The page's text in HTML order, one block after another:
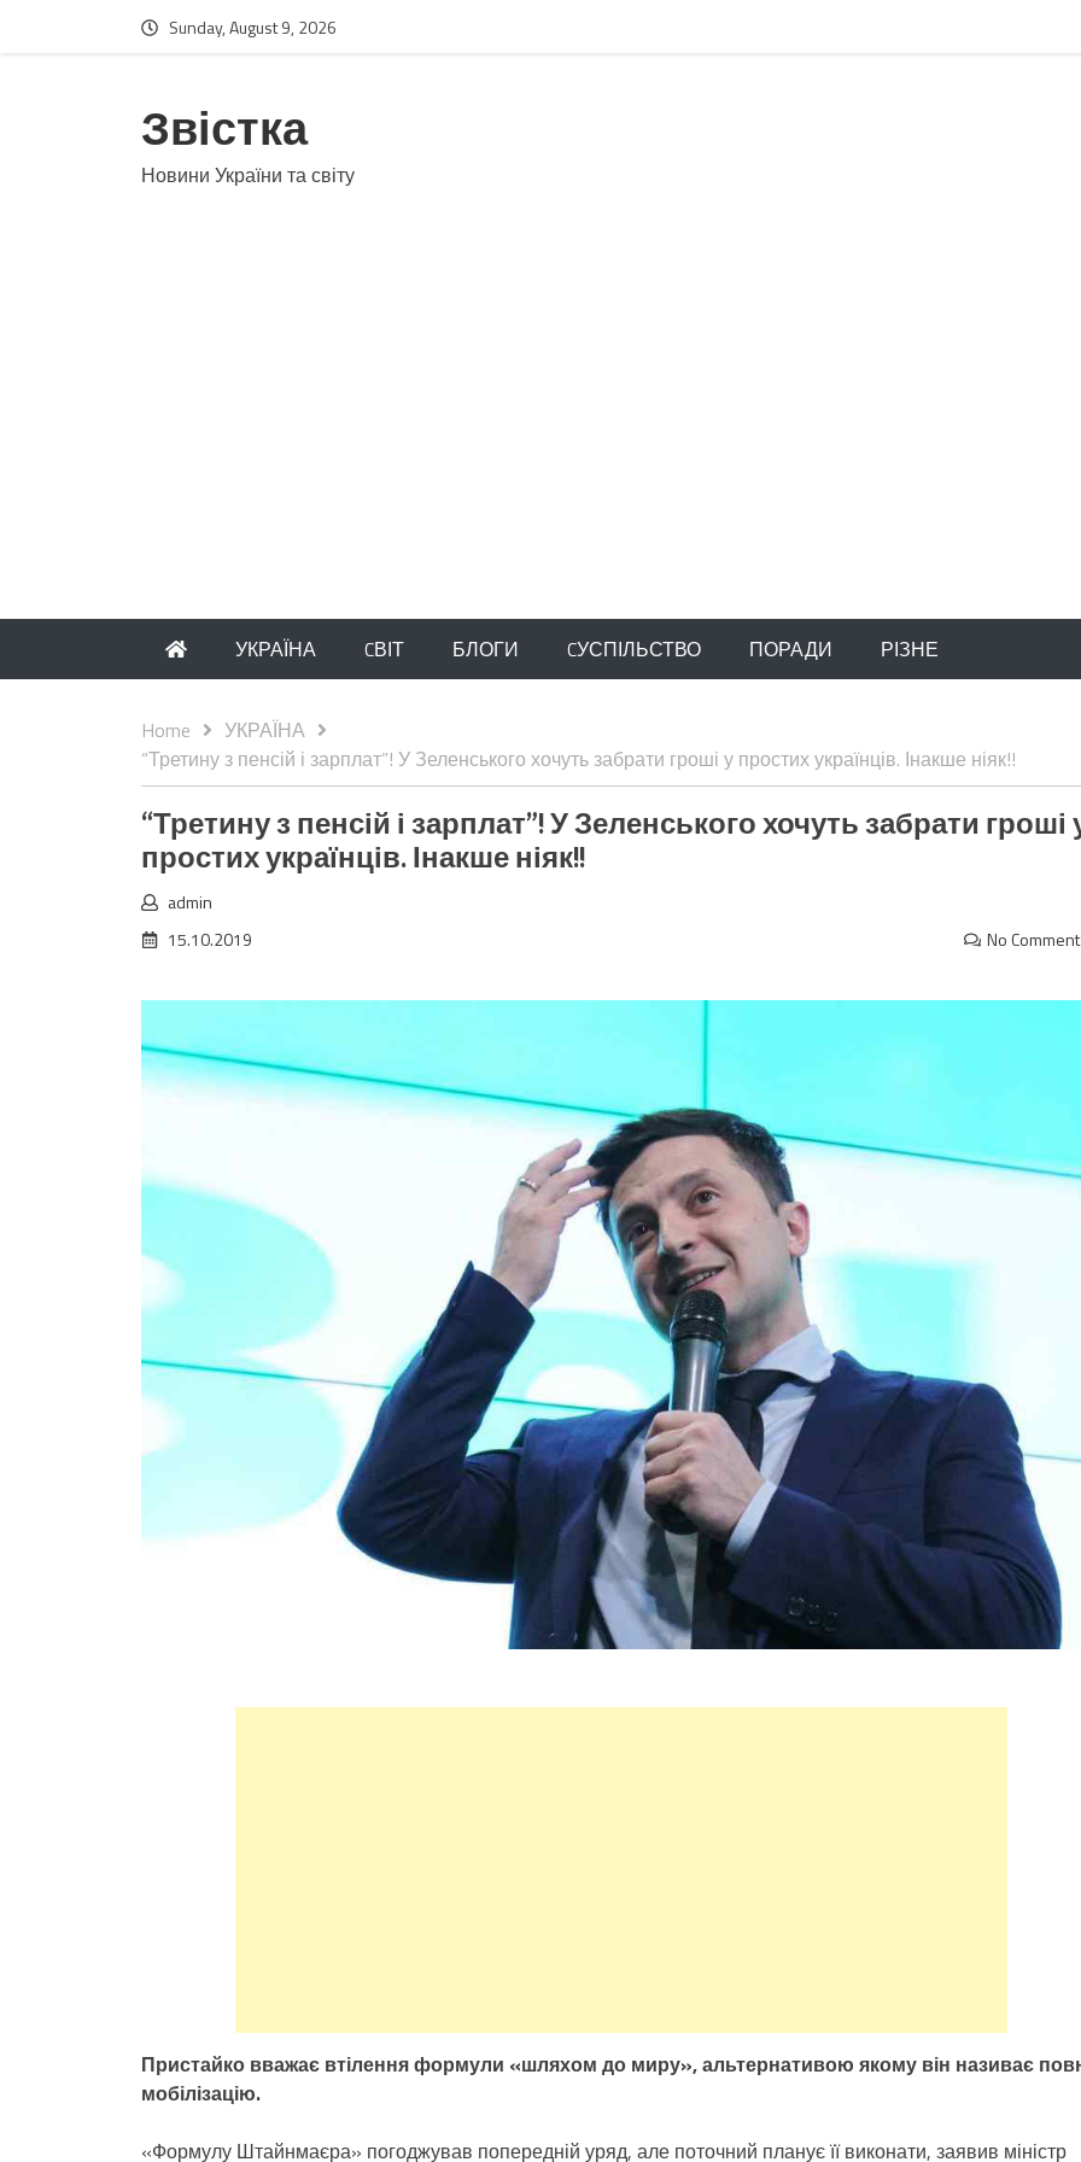
Sunday, August 9, 2026
Звістка
Новини України та світу
УКРАЇНА CВІТ БЛОГИ CУСПІЛЬСТВО ПОРАДИ РІЗНЕ
Home
УКРАЇНА
“Третину з пенсій і зарплат”! У Зеленського хочуть забрати гроші у простих українців. Інакше ніяк!!
“Третину з пенсій і зарплат”! У Зеленського хочуть забрати гроші
простих українців. Інакше ніяк!!
admin
15.10.2019
No
Пристайко вважає втілення формули «шляхом до миру», альтернативою якому він називає
мобілізацію.
«Формулу Штайнмаєра» погоджував попередній уряд, але поточний планує її виконати, заявив міністр